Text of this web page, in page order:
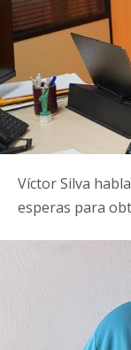
Víctor Silva
esperas para